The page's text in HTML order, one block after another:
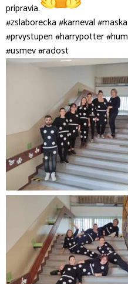
pripravia.
#zslaborecka #karneval
#prvystupen #harrypotter
#usmev #radost